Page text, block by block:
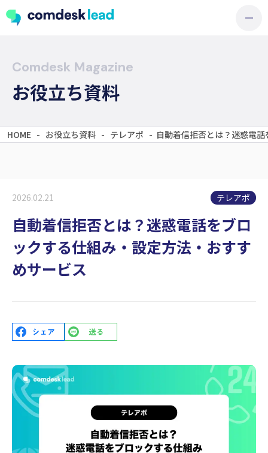
Comdesk Magazine
お役立ち資料
HOME - お役立ち資料 - テレアポ - 自動着信拒否とは？迷惑電
2026.02.21 テレアポ
自動着信拒否とは？迷惑電話をブロ
ックする仕組み・設定方法・おすす
めサービス